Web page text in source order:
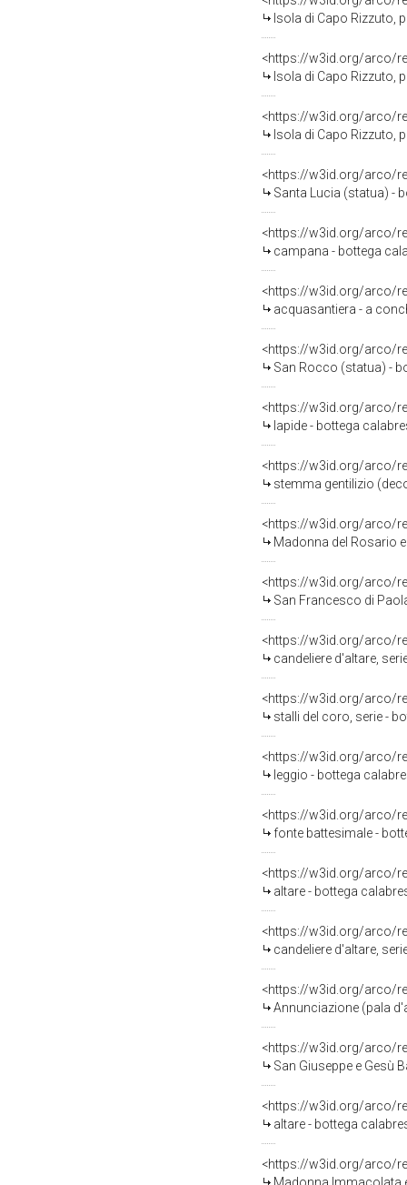
Isola di Capo Rizzuto, progetto
<https://w3id.org/arco/
Isola di Capo Rizzuto, progetto
<https://w3id.org/arco/
Isola di Capo Rizzuto, progetto
<https://w3id.org/arco/
Santa Lucia (statua) -
<https://w3id.org/arco/
campana - bottega
<https://w3id.org/arco/
acquasantiera - a
<https://w3id.org/arco/
San Rocco (statua) -
<https://w3id.org/arco/
lapide - bottega
<https://w3id.org/arco/
stemma gentilizio
<https://w3id.org/arco/
Madonna del Rosario
<https://w3id.org/arco/
San Francesco di
<https://w3id.org/arco/
candeliere d'altare,
<https://w3id.org/arco/
stalli del coro, serie -
<https://w3id.org/arco/
leggio - bottega
<https://w3id.org/arco/
fonte battesimale -
<https://w3id.org/arco/
altare - bottega
<https://w3id.org/arco/
candeliere d'altare,
<https://w3id.org/arco/
Annunciazione (pala
<https://w3id.org/arco/
San Giuseppe e Gesù
<https://w3id.org/arco/
altare - bottega
<https://w3id.org/arco/